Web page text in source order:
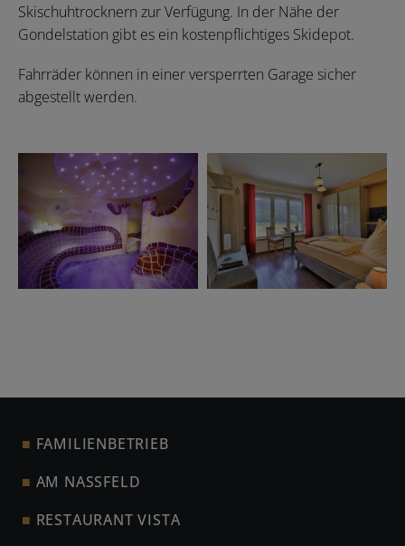
Skischuhtrocknern zur Verfügung. In der Nähe der
Gondelstation gibt es ein kostenpflichtiges Skidepot.
Fahrräder können in einer versperrten Garage sicher
abgestellt werden.
FAMILIENBETRIEB
AM NASSFELD
RESTAURANT VISTA